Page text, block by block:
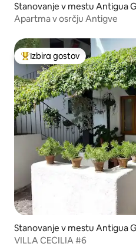
Stanovanje v mestu Antigua
Apartma v osrčju Antigve
Najbolj priljubljena
Izbira gostov
Stanovanje v mestu Antigua
VILLA CECILIA #6